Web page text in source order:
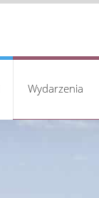
Wydarzenia